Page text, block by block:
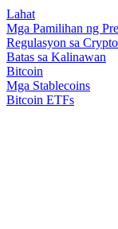
Lahat
Mga Pamilihan ng
Regulasyon sa Crypto
Batas sa Kalinawan
Bitcoin
Mga Stablecoins
Bitcoin ETFs